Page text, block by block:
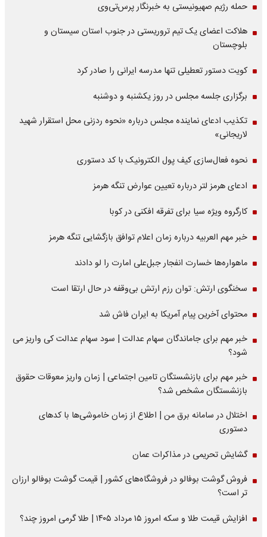
حمله رژیم صهیونیستی به خبرنگار پرس‌تی‌وی
هلاکت اعضای یک تیم تروریستی در جنوب استان سیستان و
بلوچستان
کویت دستور تعطیلی تنها مدرسه ایرانی را صادر کرد
برگزاری جلسه مجلس در روز یکشنبه و دوشنبه
تکذیب ادعای نماینده مجلس درباره «نحوه ردزنی محل استقرار شهید
لاریجانی»
نحوه فعال‌سازی کیف پول الکترونیک با کد دستوری
ادعای هرمز لتر درباره تعیین عوارض تنگه هرمز
کارگروه ویژه سیا برای تفرقه افکنی در کوبا
خبر مهم العربیه درباره زمان اعلام توافق بازگشایی تنگه هرمز
ماهواره‌‌ها خسارت انفجار جبل‌علی امارت را لو دادند
سخنگوی ارتش: توان رزم ارتش بی‌وقفه در حال ارتقا است
محتوای آخرین پیام آمریکا به ایران فاش شد
خبر مهم برای جاماندگان سهام عدالت | سود سهام عدالت کی واریز می
شود؟
خبر مهم برای بازنشستگان تامین اجتماعی | زمان واریز معوقات حقوق
بازنشستگان مشخص شد؟
اختلال در سامانه برق من | اطلاع از زمان خاموشی‌ها با کدهای
دستوری
گشایش تحریمی در مذاکرات عمان
فروش گوشت بوفالو در فروشگاه‌های کشور | قیمت گوشت بوفالو ارزان
تر است؟
افزایش قیمت طلا و سکه امروز ۱۵ مرداد ۱۴۰۵ | طلا گرمی امروز چند؟